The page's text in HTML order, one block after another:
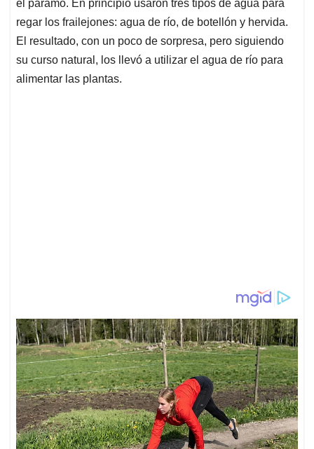
el páramo. En principio usaron tres tipos de agua para
regar los frailejones: agua de río, de botellón y hervida.
El resultado, con un poco de sorpresa, pero siguiendo
su curso natural, los llevó a utilizar el agua de río para
alimentar las plantas.